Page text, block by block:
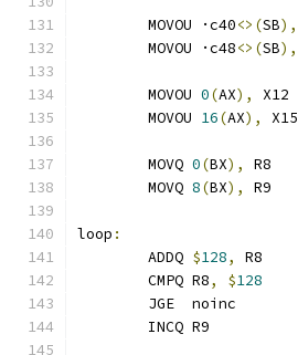
	MOVOU ·c40
<>(SB),
	MOVOU ·c48
<>(SB),
	MOVOU
0(AX),
X12
	MOVOU
16(AX), X15
	MOVQ
0(BX),
R8
	MOVQ
8(BX), R9
loop :
	ADDQ
$128,
R8
	CMPQ R8
, $128
	JGE  noinc
	INCQ R9